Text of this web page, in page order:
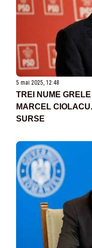
5 mai 2025, 12:48
TREI NUME
MARCEL
SURSE